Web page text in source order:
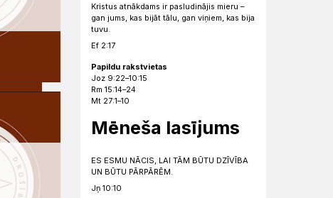
Kristus atnākdams ir pasludinājis mieru –
gan jums, kas bijāt tālu, gan viņiem, kas bija
tuvu.
Ef 2:17
Papildu rakstvietas
Joz 9:22–10:15
Rm 15:14–24
Mt 27:1–10
Mēneša lasījums
ES ESMU NĀCIS, LAI TĀM BŪTU DZĪVĪBA
UN BŪTU PĀRPĀRĒM.
Jņ 10:10